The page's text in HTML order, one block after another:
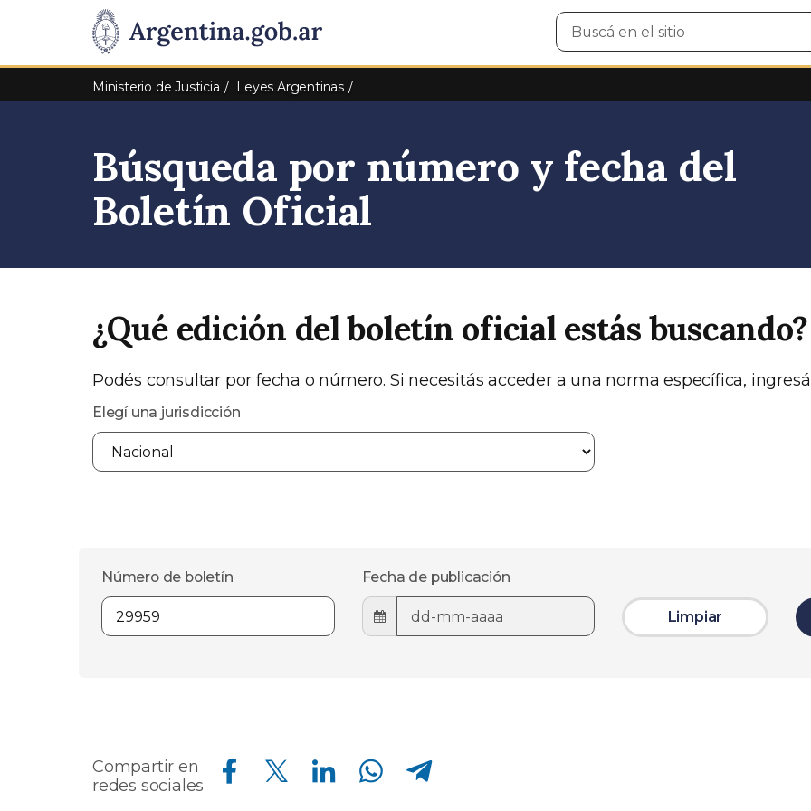
Presidencia
de
Pasar al contenido principal
Buscar
en
Ministerio de Justicia Leyes Argentinas
Búsqueda por número y fecha del
Boletín Oficial
¿Qué edición del boletín oficial estás buscando?
Podés consultar por fecha o número. Si necesitás acceder a una norma específica, ingresá
Elegí una jurisdicción
Número de boletín Fecha de publicación
Limpiar
Compartir en
redes sociales
Compartir en Facebook Compartir en Twitter Compartir en Linkedin Compartir en Whatsapp Compartir en Telegram